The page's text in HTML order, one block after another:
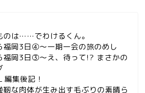
のは……でわけるくん。
福岡3日④～一期一会の旅のめし
福岡3日③～え、待って!? まさかの
集後記！
な肉体が生み出す毛ぶりの素晴ら